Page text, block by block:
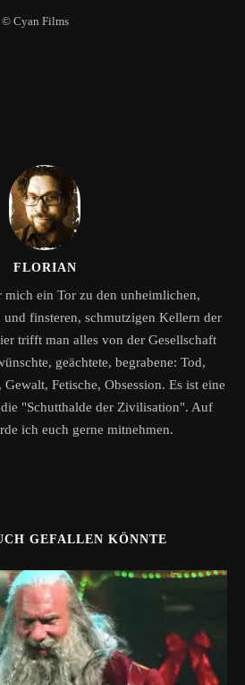
© Cyan Films
FLORIAN
ein Tor zu den unheimlichen,
und finsteren, schmutzigen Kellern der
trifft man alles von der Gesellschaft
geächtete, begrabene: Tod,
Fetische, Obsession. Es ist eine
"Schutthalde der Zivilisation". Auf
ich euch gerne mitnehmen.
GEFALLEN KÖNNTE